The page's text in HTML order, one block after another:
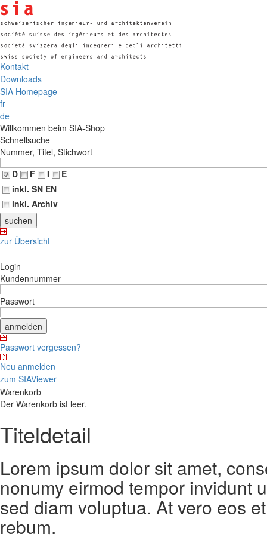
Kontakt
Downloads
SIA Homepage
fr
de
Willkommen beim SIA-Shop
Schnellsuche
Nummer, Titel, Stichwort
D
F I
E
inkl. SN EN
inkl. Archiv
zur Übersicht
Login
Kundennummer
Passwort
Passwort vergessen?
Neu anmelden
zum SIAViewer
Warenkorb
Der Warenkorb ist leer.
Titeldetail
Lorem ipsum dolor sit amet,
nonumy eirmod tempor invidunt
sed diam voluptua. At vero eos
rebum.